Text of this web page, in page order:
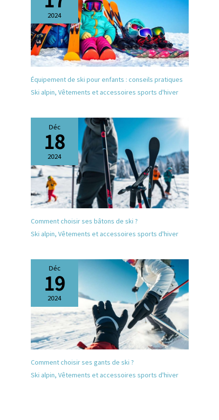
2024
Équipement de ski pour enfants : conseils pratiques
Ski alpin, Vêtements et accessoires sports d'hiver
Déc
18
2024
Comment choisir ses bâtons de ski ?
Ski alpin, Vêtements et accessoires sports d'hiver
Déc
19
2024
Comment choisir ses gants de ski ?
Ski alpin, Vêtements et accessoires sports d'hiver